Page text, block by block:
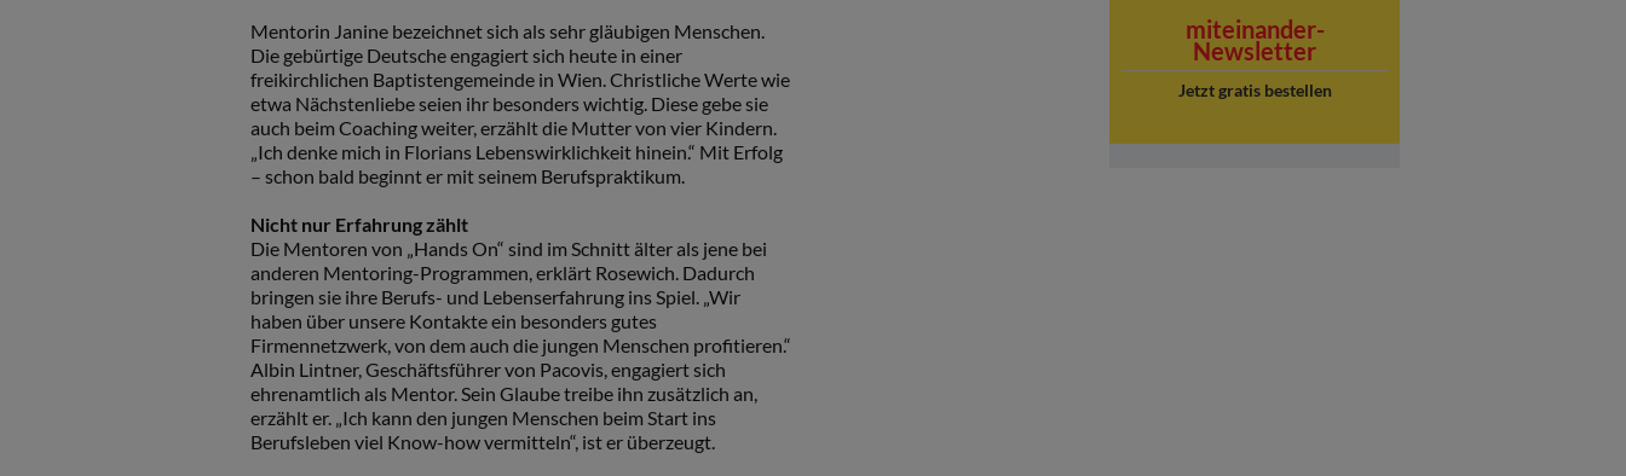
miteinander-
Newsletter
Jetzt gratis bestellen
Mentorin Janine bezeichnet sich als sehr gläubigen Menschen.
Die gebürtige Deutsche engagiert sich heute in einer
freikirchlichen Baptistengemeinde in Wien. Christliche Werte wie
etwa Nächstenliebe seien ihr besonders wichtig. Diese gebe sie
auch beim Coaching weiter, erzählt die Mutter von vier Kindern.
„Ich denke mich in Florians Lebenswirklichkeit hinein.“ Mit Erfolg
– schon bald beginnt er mit seinem Berufspraktikum.
Nicht nur Erfahrung zählt
Die Mentoren von „Hands On“ sind im Schnitt älter als jene bei
anderen Mentoring-Programmen, erklärt Rosewich. Dadurch
bringen sie ihre Berufs- und Lebenserfahrung ins Spiel. „Wir
haben über unsere Kontakte ein besonders gutes
Firmennetzwerk, von dem auch die jungen Menschen profitieren.“
Albin Lintner, Geschäftsführer von Pacovis, engagiert sich
ehrenamtlich als Mentor. Sein Glaube treibe ihn zusätzlich an,
erzählt er. „Ich kann den jungen Menschen beim Start ins
Berufsleben viel Know-how vermitteln“, ist er überzeugt.